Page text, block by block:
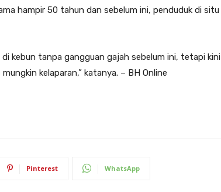
hampir 50 tahun dan sebelum ini, penduduk di situ
kebun tanpa gangguan gajah sebelum ini, tetapi kini
kelaparan,” katanya. – BH Online
Pinterest WhatsApp